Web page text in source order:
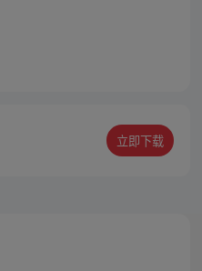
立即下载